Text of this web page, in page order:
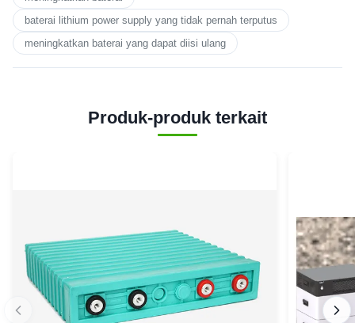
baterai lithium power supply yang tidak pernah terputus
meningkatkan baterai yang dapat diisi ulang
Produk-produk terkait